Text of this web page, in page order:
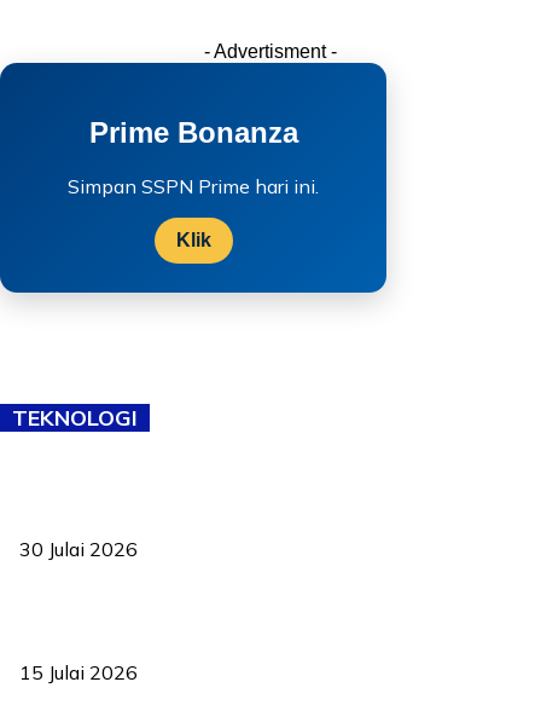
- Advertisment -
Prime Bonanza
Simpan SSPN Prime hari ini.
Klik
TEKNOLOGI
30 Julai 2026
15 Julai 2026